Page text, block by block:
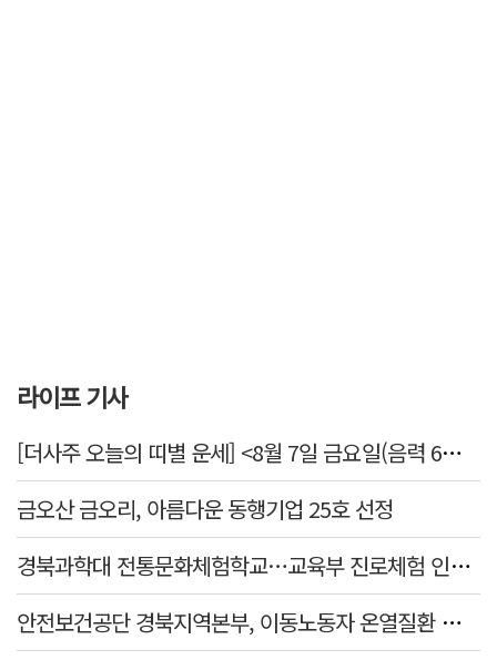
라이프 기사
[더사주 오늘의 띠별 운세] <8월 7일 금요일(음력 6월25일)>
금오산 금오리, 아름다운 동행기업 25호 선정
경북과학대 전통문화체험학교…교육부 진로체험 인증기관 선정
안전보건공단 경북지역본부, 이동노동자 온열질환 예방 캠페인